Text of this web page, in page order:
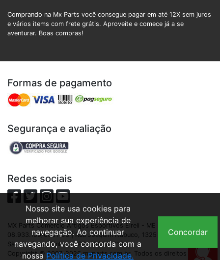
Comprando na Mx Parts você consegue pagar em até 12X sem juros
e vários items com frete grátis. Aproveite e comece já a se
aventurar. Boas compras!
Formas de pagamento
Segurança e avaliação
Redes sociais
MX Parts Comercio Artigos Esportivos Eireli - ME | CNPJ:
08.933.109/0001-93 | Rua Joaquim Nabuco, 1325 - São Cristóvão,
São José dos Pinhais - PR, 83040-210
Copyright © 2007-2026 mxparts.com.br. Todos os direitos
Nosso site usa cookies para
melhorar sua experiência de
navegação. Ao continuar
navegando, você concorda com a
nossa Política de Privacidade.
Concordar